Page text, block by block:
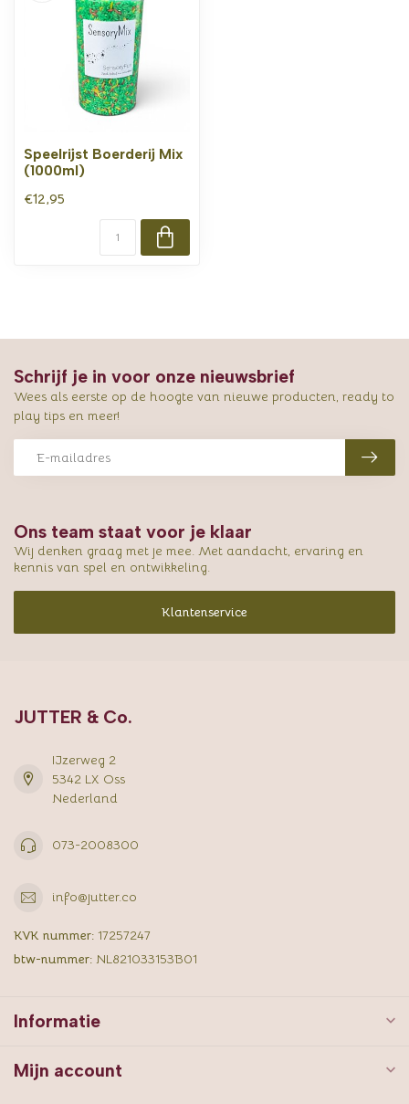
Speelrijst Boerderij Mix
(1000ml)
€12,95
Ons team staat voor je klaar
Wij denken graag met je mee. Met aandacht, ervaring en
kennis van spel en ontwikkeling.
Klantenservice
Schrijf je in voor onze nieuwsbrief
Wees als eerste op de hoogte van nieuwe producten, ready to
play tips en meer!
JUTTER & Co.
IJzerweg 2
5342 LX Oss
Nederland
073-2008300
info@jutter.co
KVK nummer: 17257247
btw-nummer: NL821033153B01
Informatie
Mijn account